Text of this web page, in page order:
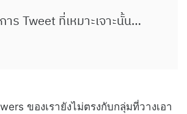
าร Tweet ที่เหมาะเจาะนั้น…
ของเรายังไม่ตรงกับกลุ่มที่วางเอา